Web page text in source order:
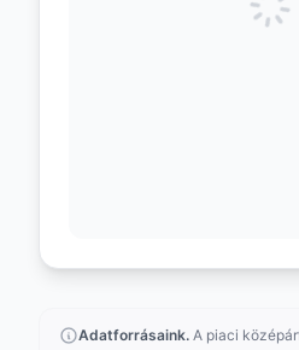
Adatforrásaink. A piaci